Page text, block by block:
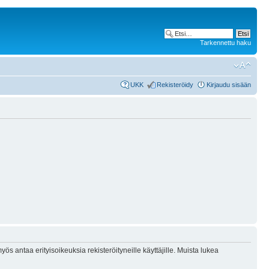
Tarkennettu haku
UKK Rekisteröidy Kirjaudu sisään
antaa erityisoikeuksia rekisteröityneille käyttäjille. Muista lukea